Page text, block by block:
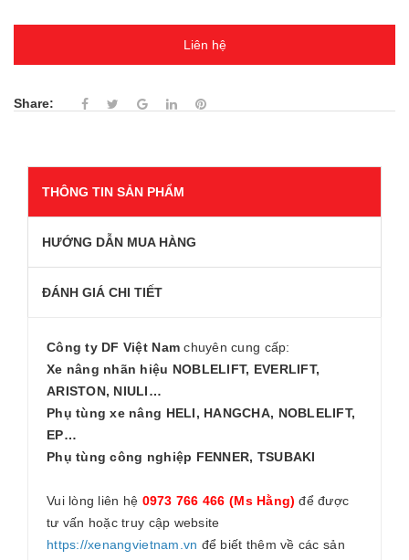
Liên hệ
Share:
THÔNG TIN SẢN PHẨM
HƯỚNG DẪN MUA HÀNG
ĐÁNH GIÁ CHI TIẾT
Công ty DF Việt Nam chuyên cung cấp:
Xe nâng nhãn hiệu NOBLELIFT, EVERLIFT,
ARISTON, NIULI…
Phụ tùng xe nâng HELI, HANGCHA, NOBLELIFT,
EP…
Phụ tùng công nghiệp FENNER, TSUBAKI
Vui lòng liên hệ 0973 766 466 (Ms Hằng) để được
tư vấn hoặc truy cập website
https://xenangvietnam.vn để biết thêm về các sản